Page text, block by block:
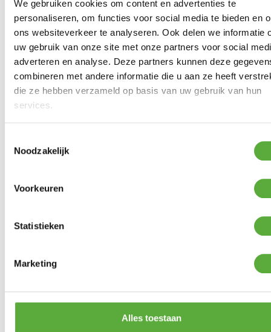
We gebruiken cookies om content en advertenties te
personaliseren, om functies voor social media te bieden en
ons websiteverkeer te analyseren. Ook delen we informatie
uw gebruik van onze site met onze partners voor social
adverteren en analyse. Deze partners kunnen deze
combineren met andere informatie die u aan ze heeft
die ze hebben verzameld op basis van uw gebruik van hun
services.
Noodzakelijk
Voorkeuren
Statistieken
Marketing
Alles toestaan
Aluminium
Materiaal 2
HPL
Breedte
253 cm
Diepte
175 cm
Hoogte
70 cm
BIJPASSENDE ACCESSOIRES EN ALTERNATIEVE
PRODUCTEN